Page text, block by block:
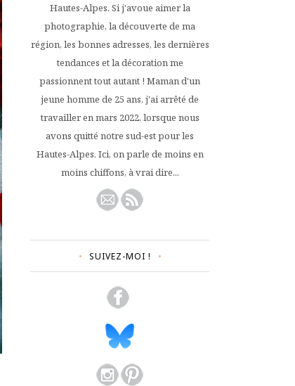
Hautes-Alpes. Si j'avoue aimer la
photographie, la découverte de ma
région, les bonnes adresses, les dernières
tendances et la décoration me
passionnent tout autant ! Maman d'un
jeune homme de 25 ans, j'ai arrêté de
travailler en mars 2022, lorsque nous
avons quitté notre sud-est pour les
Hautes-Alpes. Ici, on parle de moins en
moins chiffons, à vrai dire...
SUIVEZ-MOI !